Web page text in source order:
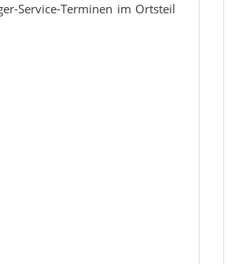
Service-Terminen im Ortsteil